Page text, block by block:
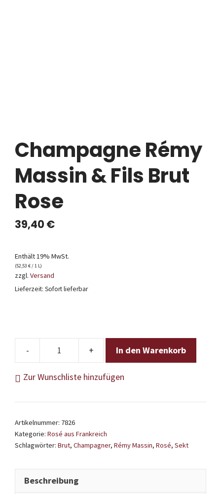
Champagne Rémy
Massin & Fils Brut
Rose
39,40 €
Enthält 19% MwSt.
(52,53 € / 1 L)
zzgl. Versand
Lieferzeit: Sofort lieferbar
Champagne
Massin
Rose
Menge
In den Warenkorb
Zur Wunschliste hinzufügen
Artikelnummer: 7826
Kategorie: Rosé aus Frankreich
Schlagwörter: Brut, Champagner, Rémy Massin, Rosé, Sekt
Beschreibung